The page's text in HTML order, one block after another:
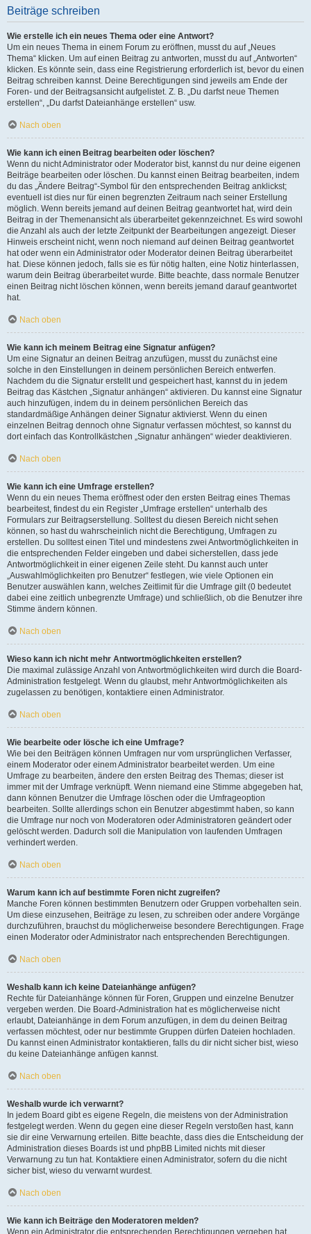
Beiträge schreiben
Wie erstelle ich ein neues Thema oder eine Antwort?
Um ein neues Thema in einem Forum zu eröffnen, musst du auf „Neues
Thema“ klicken. Um auf einen Beitrag zu antworten, musst du auf „Antworten“
klicken. Es könnte sein, dass eine Registrierung erforderlich ist, bevor du einen
Beitrag schreiben kannst. Deine Berechtigungen sind jeweils am Ende der
Foren- und der Beitragsansicht aufgelistet. Z. B. „Du darfst neue Themen
erstellen“, „Du darfst Dateianhänge erstellen“ usw.
Nach oben
Wie kann ich einen Beitrag bearbeiten oder löschen?
Wenn du nicht Administrator oder Moderator bist, kannst du nur deine eigenen
Beiträge bearbeiten oder löschen. Du kannst einen Beitrag bearbeiten, indem
du das „Ändere Beitrag“-Symbol für den entsprechenden Beitrag anklickst;
eventuell ist dies nur für einen begrenzten Zeitraum nach seiner Erstellung
möglich. Wenn bereits jemand auf deinen Beitrag geantwortet hat, wird dein
Beitrag in der Themenansicht als überarbeitet gekennzeichnet. Es wird sowohl
die Anzahl als auch der letzte Zeitpunkt der Bearbeitungen angezeigt. Dieser
Hinweis erscheint nicht, wenn noch niemand auf deinen Beitrag geantwortet
hat oder wenn ein Administrator oder Moderator deinen Beitrag überarbeitet
hat. Diese können jedoch, falls sie es für nötig halten, eine Notiz hinterlassen,
warum dein Beitrag überarbeitet wurde. Bitte beachte, dass normale Benutzer
einen Beitrag nicht löschen können, wenn bereits jemand darauf geantwortet
hat.
Nach oben
Wie kann ich meinem Beitrag eine Signatur anfügen?
Um eine Signatur an deinen Beitrag anzufügen, musst du zunächst eine
solche in den Einstellungen in deinem persönlichen Bereich entwerfen.
Nachdem du die Signatur erstellt und gespeichert hast, kannst du in jedem
Beitrag das Kästchen „Signatur anhängen“ aktivieren. Du kannst eine Signatur
auch hinzufügen, indem du in deinem persönlichen Bereich das
standardmäßige Anhängen deiner Signatur aktivierst. Wenn du einen
einzelnen Beitrag dennoch ohne Signatur verfassen möchtest, so kannst du
dort einfach das Kontrollkästchen „Signatur anhängen“ wieder deaktivieren.
Nach oben
Wie kann ich eine Umfrage erstellen?
Wenn du ein neues Thema eröffnest oder den ersten Beitrag eines Themas
bearbeitest, findest du ein Register „Umfrage erstellen“ unterhalb des
Formulars zur Beitragserstellung. Solltest du diesen Bereich nicht sehen
können, so hast du wahrscheinlich nicht die Berechtigung, Umfragen zu
erstellen. Du solltest einen Titel und mindestens zwei Antwortmöglichkeiten in
die entsprechenden Felder eingeben und dabei sicherstellen, dass jede
Antwortmöglichkeit in einer eigenen Zeile steht. Du kannst auch unter
„Auswahlmöglichkeiten pro Benutzer“ festlegen, wie viele Optionen ein
Benutzer auswählen kann, welches Zeitlimit für die Umfrage gilt (0 bedeutet
dabei eine zeitlich unbegrenzte Umfrage) und schließlich, ob die Benutzer ihre
Stimme ändern können.
Nach oben
Wieso kann ich nicht mehr Antwortmöglichkeiten erstellen?
Die maximal zulässige Anzahl von Antwortmöglichkeiten wird durch die Board-
Administration festgelegt. Wenn du glaubst, mehr Antwortmöglichkeiten als
zugelassen zu benötigen, kontaktiere einen Administrator.
Nach oben
Wie bearbeite oder lösche ich eine Umfrage?
Wie bei den Beiträgen können Umfragen nur vom ursprünglichen Verfasser,
einem Moderator oder einem Administrator bearbeitet werden. Um eine
Umfrage zu bearbeiten, ändere den ersten Beitrag des Themas; dieser ist
immer mit der Umfrage verknüpft. Wenn niemand eine Stimme abgegeben hat,
dann können Benutzer die Umfrage löschen oder die Umfrageoption
bearbeiten. Sollte allerdings schon ein Benutzer abgestimmt haben, so kann
die Umfrage nur noch von Moderatoren oder Administratoren geändert oder
gelöscht werden. Dadurch soll die Manipulation von laufenden Umfragen
verhindert werden.
Nach oben
Warum kann ich auf bestimmte Foren nicht zugreifen?
Manche Foren können bestimmten Benutzern oder Gruppen vorbehalten sein.
Um diese einzusehen, Beiträge zu lesen, zu schreiben oder andere Vorgänge
durchzuführen, brauchst du möglicherweise besondere Berechtigungen. Frage
einen Moderator oder Administrator nach entsprechenden Berechtigungen.
Nach oben
Weshalb kann ich keine Dateianhänge anfügen?
Rechte für Dateianhänge können für Foren, Gruppen und einzelne Benutzer
vergeben werden. Die Board-Administration hat es möglicherweise nicht
erlaubt, Dateianhänge in dem Forum anzufügen, in dem du deinen Beitrag
verfassen möchtest, oder nur bestimmte Gruppen dürfen Dateien hochladen.
Du kannst einen Administrator kontaktieren, falls du dir nicht sicher bist, wieso
du keine Dateianhänge anfügen kannst.
Nach oben
Weshalb wurde ich verwarnt?
In jedem Board gibt es eigene Regeln, die meistens von der Administration
festgelegt werden. Wenn du gegen eine dieser Regeln verstoßen hast, kann
sie dir eine Verwarnung erteilen. Bitte beachte, dass dies die Entscheidung der
Administration dieses Boards ist und phpBB Limited nichts mit dieser
Verwarnung zu tun hat. Kontaktiere einen Administrator, sofern du die nicht
sicher bist, wieso du verwarnt wurdest.
Nach oben
Wie kann ich Beiträge den Moderatoren melden?
Wenn ein Administrator die entsprechenden Berechtigungen vergeben hat,